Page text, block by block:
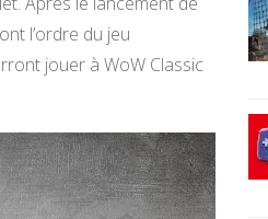
l’ordre du jeu
jouer à WoW Classic